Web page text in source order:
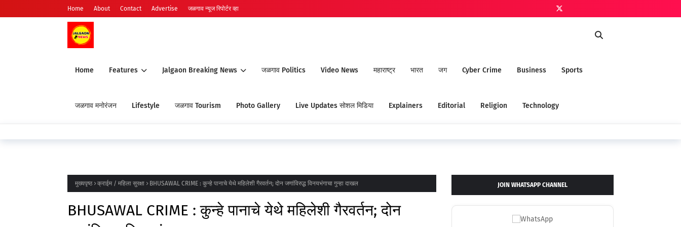
Home About Contact Advertise जळगाव न्यूज रिपोर्टर व्हा
Home Features Jalgaon Breaking News जळगाव Politics Video News महाराष्ट्र भारत जग Cyber Crime Business Sports
जळगाव मनोरंजन Lifestyle जळगाव Tourism Photo Gallery Live Updates सोशल मिडिया Explainers Editorial Religion Technology
मुख्यपृष्ठ क्राईम / महिला सुरक्षा BHUSAWAL CRIME : कुन्हे पानाचे येथे महिलेशी गैरवर्तन; दोन जणांविरुद्ध विनयभंगाचा गुन्हा दाखल
BHUSAWAL CRIME : कुन्हे पानाचे येथे महिलेशी गैरवर्तन; दोन
JOIN WHATSAPP CHANNEL